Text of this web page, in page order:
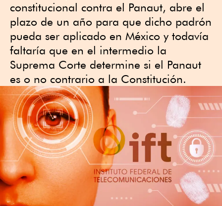
constitucional contra el Panaut, abre el
plazo de un año para que dicho padrón
pueda ser aplicado en México y todavía
faltaría que en el intermedio la
Suprema Corte determine si el Panaut
es o no contrario a la Constitución.